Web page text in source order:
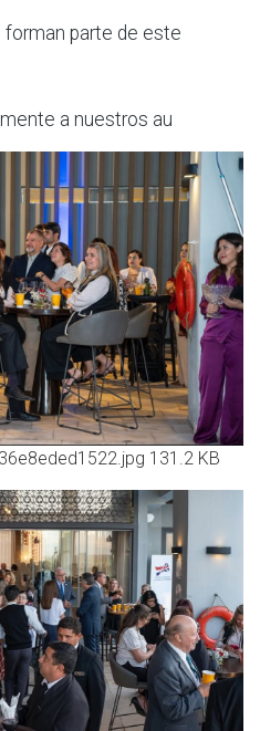
forman parte de este
a nuestros au
131.2 KB